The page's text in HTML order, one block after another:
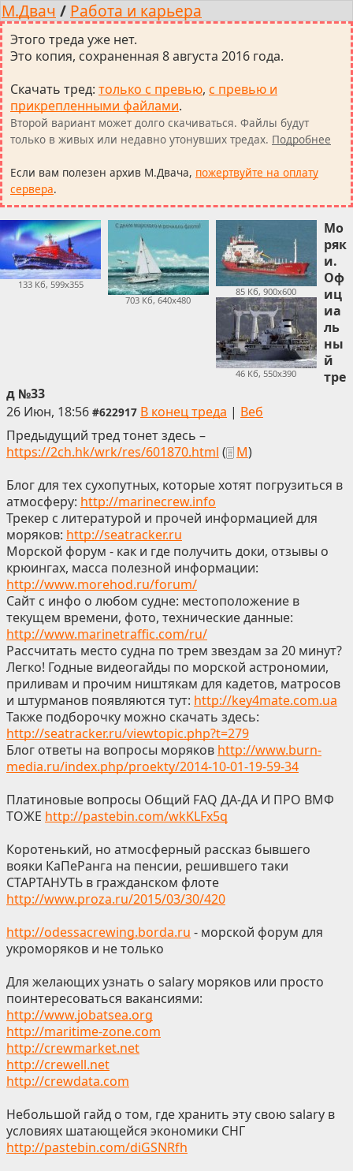
М.Двач / Работа и карьера
Этого треда уже нет.
Это копия, сохраненная 8 августа 2016 года.
Скачать тред: только с превью, с превью и
прикрепленными файлами.
Второй вариант может долго скачиваться. Файлы будут
только в живых или недавно утонувших тредах. Подробнее
Если вам полезен архив М.Двача, пожертвуйте на оплату
сервера.
133 Кб, 599x355
703 Кб, 640x480
85 Кб, 900x600
46 Кб, 550x390
Мо
ряк
и.
Оф
иц
иа
ль
ны
й
тре
д №33
26 Июн, 18:56 #622917 В конец треда | Веб
Предыдущий тред тонет здесь –
https://2ch.hk/wrk/res/601870.html ( М)
Блог для тех сухопутных, которые хотят погрузиться в
атмосферу: http://marinecrew.info
Трекер с литературой и прочей информацией для
моряков: http://seatracker.ru
Морской форум - как и где получить доки, отзывы о
крюингах, масса полезной информации:
http://www.morehod.ru/forum/
Сайт с инфо о любом судне: местоположение в
текущем времени, фото, технические данные:
http://www.marinetraffic.com/ru/
Рассчитать место судна по трем звездам за 20 минут?
Легко! Годные видеогайды по морской астрономии,
приливам и прочим ништякам для кадетов, матросов
и штурманов появляются тут: http://key4mate.com.ua
Также подборочку можно скачать здесь:
http://seatracker.ru/viewtopic.php?t=279
Блог ответы на вопросы моряков http://www.burn-
media.ru/index.php/proekty/2014-10-01-19-59-34
Платиновые вопросы Общий FAQ ДА-ДА И ПРО ВМФ
ТОЖЕ http://pastebin.com/wkKLFx5q
Коротенький, но атмосферный рассказ бывшего
вояки КаПеРанга на пенсии, решившего таки
СТАРТАНУТЬ в гражданском флоте
http://www.proza.ru/2015/03/30/420
http://odessacrewing.borda.ru - морской форум для
укроморяков и не только
Для желающих узнать о salary моряков или просто
поинтересоваться вакансиями:
http://www.jobatsea.org
http://maritime-zone.com
http://crewmarket.net
http://crewell.net
http://crewdata.com
Небольшой гайд о том, где хранить эту свою salary в
условиях шатающейся экономики СНГ
http://pastebin.com/diGSNRfh